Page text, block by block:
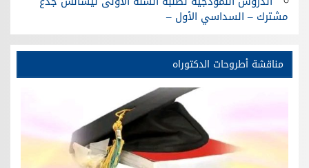
مشترك – السداسي الأول –
مناقشة أطروحات الدكتوراه